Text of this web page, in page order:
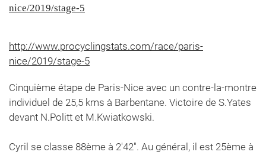
nice/2019/stage-5
http://www.procyclingstats.com/race/paris-
nice/2019/stage-5
Cinquième étape de Paris-Nice avec un contre-la-montre
individuel de 25,5 kms à Barbentane. Victoire de S.Yates
devant N.Politt et M.Kwiatkowski.
Cyril se classe 88ème à 2'42". Au général, il est 25ème à